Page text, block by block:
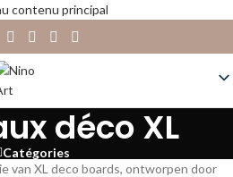
contenu principal
déco XL
Catégories
van XL deco boards, ontworpen door